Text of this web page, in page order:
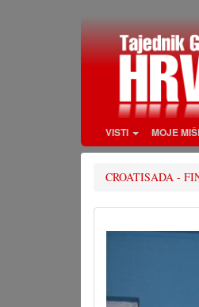
VISTI MOJE
CROATISADA -